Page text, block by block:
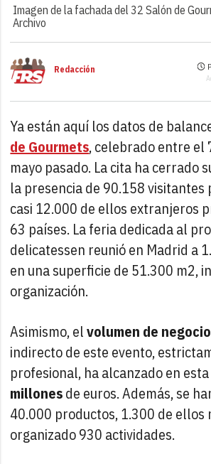
Imagen de la fachada del 32 Salón de
Archivo
Redacción
Ya están aquí los datos de
de Gourmets, celebrado entre el
mayo pasado. La cita ha cerrado
la presencia de 90.158 visitantes
casi 12.000 de ellos extranjeros
63 países. La feria dedicada al
delicatessen reunió en Madrid a
en una superficie de 51.300 m2,
organización.
Asimismo, elvolumen de negocio
indirecto de este evento,
profesional, ha alcanzado en
millonesde euros. Además, se
40.000 productos, 1.300 de ellos
organizado 930 actividades.